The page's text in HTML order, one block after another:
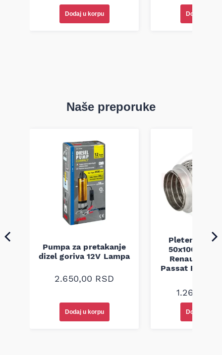
Dodaj u korpu Dodaj u
Naše preporuke
Pumpa za pretakanje
dizel goriva 12V Lampa
2.650,00 RSD
Dodaj u korpu
Pletenica
50x100 Audi
Renault
Passat B5
1.260,00
Dodaj u